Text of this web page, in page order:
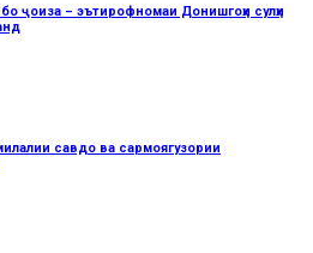
ҷоиза – эътирофномаи Донишгоҳи сулҳи
савдо ва сармоягузории